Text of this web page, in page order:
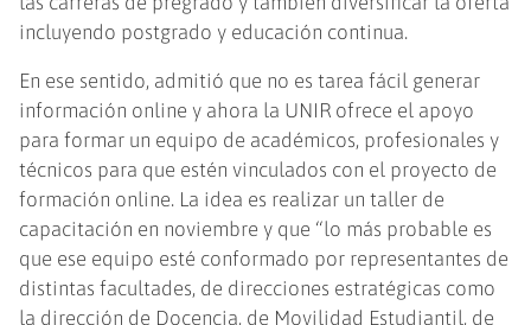
incluyendo postgrado y educación continua.
En ese sentido, admitió que no es tarea fácil generar
información online y ahora la UNIR ofrece el apoyo
para formar un equipo de académicos, profesionales y
técnicos para que estén vinculados con el proyecto de
formación online. La idea es realizar un taller de
capacitación en noviembre y que “lo más probable es
que ese equipo esté conformado por representantes de
distintas facultades, de direcciones estratégicas como
la dirección de Docencia, de Movilidad Estudiantil, de